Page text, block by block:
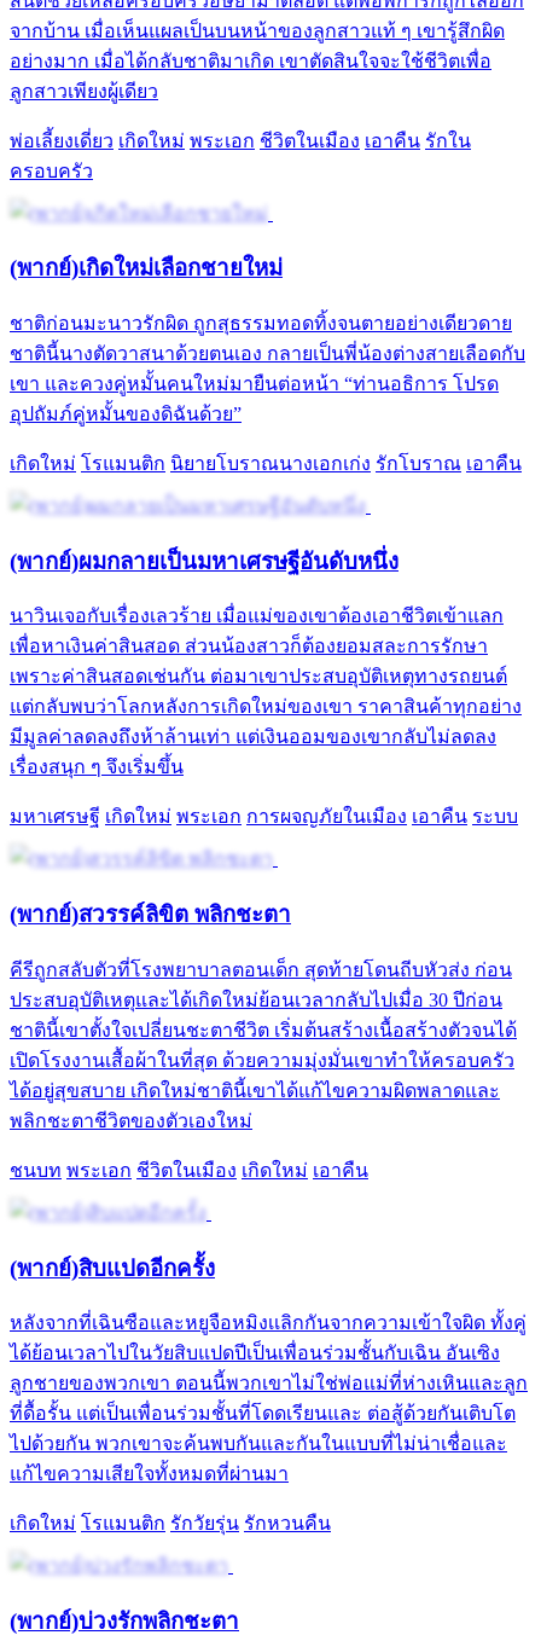
จากบ้าน เมื่อเห็นแผลเป็นบนหน้าของลูกสาวแท้ ๆ เขารู้สึกผิด
อย่างมาก เมื่อได้กลับชาติมาเกิด เขาตัดสินใจจะใช้ชีวิตเพื่อ
ลูกสาวเพียงผู้เดียว
พ่อเลี้ยงเดี่ยว เกิดใหม่ พระเอก ชีวิตในเมือง เอาคืน รักใน
ครอบครัว
(พากย์)เกิดใหม่เลือกชายใหม่
ชาติก่อนมะนาวรักผิด ถูกสุธรรมทอดทิ้งจนตายอย่างเดียวดาย
ชาตินี้นางตัดวาสนาด้วยตนเอง กลายเป็นพี่น้องต่างสายเลือดกับ
เขา และควงคู่หมั้นคนใหม่มายืนต่อหน้า “ท่านอธิการ โปรด
อุปถัมภ์คู่หมั้นของดิฉันด้วย”
เกิดใหม่ โรแมนติก นิยายโบราณนางเอกเก่ง รักโบราณ เอาคืน
(พากย์)ผมกลายเป็นมหาเศรษฐีอันดับหนึ่ง
นาวินเจอกับเรื่องเลวร้าย เมื่อแม่ของเขาต้องเอาชีวิตเข้าแลก
เพื่อหาเงินค่าสินสอด ส่วนน้องสาวก็ต้องยอมสละการรักษา
เพราะค่าสินสอดเช่นกัน ต่อมาเขาประสบอุบัติเหตุทางรถยนต์
แต่กลับพบว่าโลกหลังการเกิดใหม่ของเขา ราคาสินค้าทุกอย่าง
มีมูลค่าลดลงถึงห้าล้านเท่า แต่เงินออมของเขากลับไม่ลดลง
เรื่องสนุก ๆ จึงเริ่มขึ้น
มหาเศรษฐี เกิดใหม่ พระเอก การผจญภัยในเมือง เอาคืน ระบบ
(พากย์)สวรรค์ลิขิต พลิกชะตา
คีรีถูกสลับตัวที่โรงพยาบาลตอนเด็ก สุดท้ายโดนถีบหัวส่ง ก่อน
ประสบอุบัติเหตุและได้เกิดใหม่ย้อนเวลากลับไปเมื่อ 30 ปีก่อน
ชาตินี้เขาตั้งใจเปลี่ยนชะตาชีวิต เริ่มต้นสร้างเนื้อสร้างตัวจนได้
เปิดโรงงานเสื้อผ้าในที่สุด ด้วยความมุ่งมั่นเขาทำให้ครอบครัว
ได้อยู่สุขสบาย เกิดใหม่ชาตินี้เขาได้แก้ไขความผิดพลาดและ
พลิกชะตาชีวิตของตัวเองใหม่
ชนบท พระเอก ชีวิตในเมือง เกิดใหม่ เอาคืน
(พากย์)สิบแปดอีกครั้ง
หลังจากที่เฉินซือและหยูจือหมิงเเลิกกันจากความเข้าใจผิด ทั้งคู่
ได้ย้อนเวลาไปในวัยสิบแปดปีเป็นเพื่อนร่วมชั้นกับเฉิน อันเซิง
ลูกชายของพวกเขา ตอนนี้พวกเขาไม่ใช่พ่อแม่ที่ห่างเหินและลูก
ที่ดื้อรั้น แต่เป็นเพื่อนร่วมชั้นที่โดดเรียนและ ต่อสู้ด้วยกันเติบโต
ไปด้วยกัน พวกเขาจะค้นพบกันและกันในแบบที่ไม่น่าเชื่อและ
แก้ไขความเสียใจทั้งหมดที่ผ่านมา
เกิดใหม่ โรแมนติก รักวัยรุ่น รักหวนคืน
(พากย์)บ่วงรักพลิกชะตา